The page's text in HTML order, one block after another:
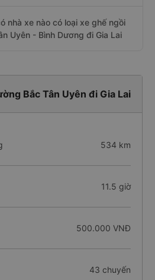
nhà xe nào có loại xe ghế ngồi
Uyên - Bình Dương đi Gia Lai
Bắc Tân Uyên đi Gia Lai
534 km
11.5 giờ
500.000 VNĐ
43 chuyến